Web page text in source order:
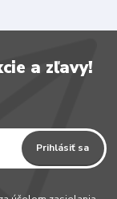
a zľavy!
Prihlásiť sa